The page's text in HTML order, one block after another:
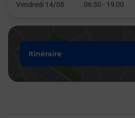
Vendredi 14/08
06:30 - 19:00
Itinéraire